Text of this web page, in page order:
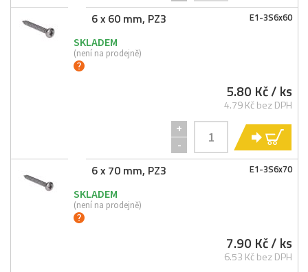
E1-3S6x60
6 x 60 mm, PZ3
SKLADEM
(není na prodejně)
5.80 Kč/ ks
4.79 Kč bez DPH
+
-
E1-3S6x70
6 x 70 mm, PZ3
SKLADEM
(není na prodejně)
7.90 Kč/ ks
6.53 Kč bez DPH